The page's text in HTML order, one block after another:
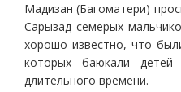
Мадизан (Багоматери)
Сарызад семерых
хорошо известно, что
которых баюкали
длительного времени.